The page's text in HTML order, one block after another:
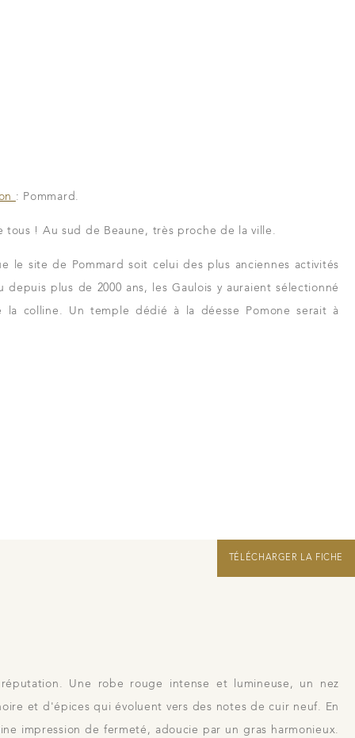
: Pommard.
tous ! Au sud de Beaune, très proche de la ville.
le site de Pommard soit celui des plus anciennes activités
plus de 2000 ans, les Gaulois y auraient sélectionné
colline. Un temple dédié à la déesse Pomone serait à
TÉLÉCHARGER LA FICHE
Une robe rouge intense et lumineuse, un nez
et d'épices qui évoluent vers des notes de cuir neuf. En
impression de fermeté, adoucie par un gras harmonieux.